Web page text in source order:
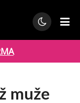
muže